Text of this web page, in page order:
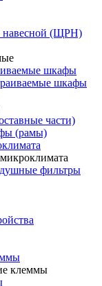
навесной (ЩРН)
шкафы
шкафы
части)
(рамы)
фильтры
клеммы